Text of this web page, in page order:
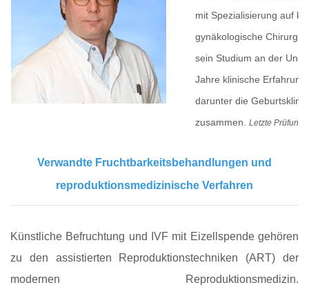
mit Spezialisierung auf
gynäkologische
sein Studium an der
Jahre klinische
darunter die
zusammen. Letzte Prüfung:
Verwandte Fruchtbarkeitsbehandlungen und
reproduktionsmedizinische Verfahren
Künstliche Befruchtung und IVF mit Eizellspende gehören
zu den assistierten Reproduktionstechniken (ART) der
modernen Reproduktionsmedizin.